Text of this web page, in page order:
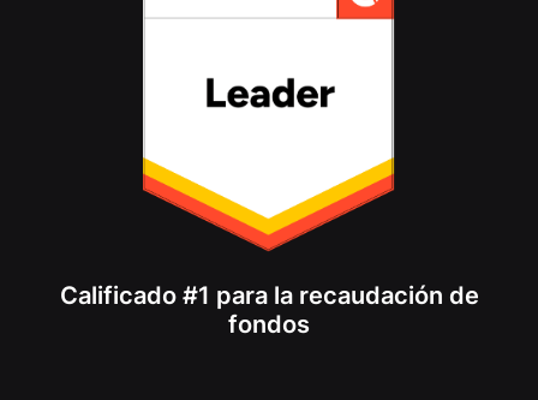
Calificado #1 para la recaudación de
fondos